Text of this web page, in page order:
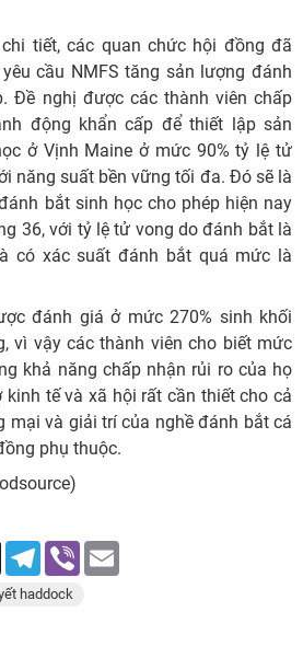
tiết, các quan chức hội đồng đã
cầu NMFS tăng sản lượng đánh
Đề nghị được các thành viên chấp
động khẩn cấp để thiết lập sản
ở Vịnh Maine ở mức 90% tỷ lệ tử
năng suất bền vững tối đa. Đó sẽ là
bắt sinh học cho phép hiện nay
36, với tỷ lệ tử vong do đánh bắt là
có xác suất đánh bắt quá mức là
đánh giá ở mức 270% sinh khối
vì vậy các thành viên cho biết mức
khả năng chấp nhận rủi ro của họ
tế và xã hội rất cần thiết cho cả
mại và giải trí của nghề đánh bắt cá
phụ thuộc.
X Telegram
Viber
haddock